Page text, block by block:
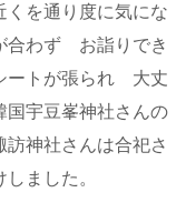
を通り度に気にな
合わず お詣りでき
ートが張られ 大丈
宇豆峯神社さんの
神社さんは合祀さ
ました。